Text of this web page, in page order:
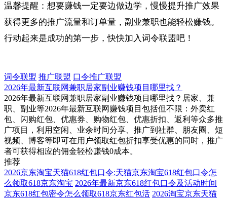
温馨提醒：想要赚钱一定要边做边学，慢慢提升推广效果
获得更多的推广流量和订单量，副业兼职也能轻松赚钱。
行动起来是成功的第一步，快快加入词令联盟吧！
词令联盟 推广联盟 口令推广联盟
2026年最新互联网兼职居家副业赚钱项目哪里找？
2026年最新互联网兼职居家副业赚钱项目哪里找？居家、兼
职、副业等2026年最新互联网赚钱项目包括但不限：外卖红
包、闪购红包、优惠券、购物红包、优惠折扣、返利等众多推
广项目，利用空闲、业余时间分享、推广到社群、朋友圈、短
视频、博客等即可在用户领取红包折扣享受优惠的同时，推广
者可获得相应的佣金轻松赚钱0成本。
推荐
2026京东淘宝天猫618红包口令:天猫京东淘宝618红包口令怎
么领取618京东淘宝 2026年最新京东618红包口令及活动时间
京东618红包密令怎么领取618京东红包活 2026淘宝京东天猫